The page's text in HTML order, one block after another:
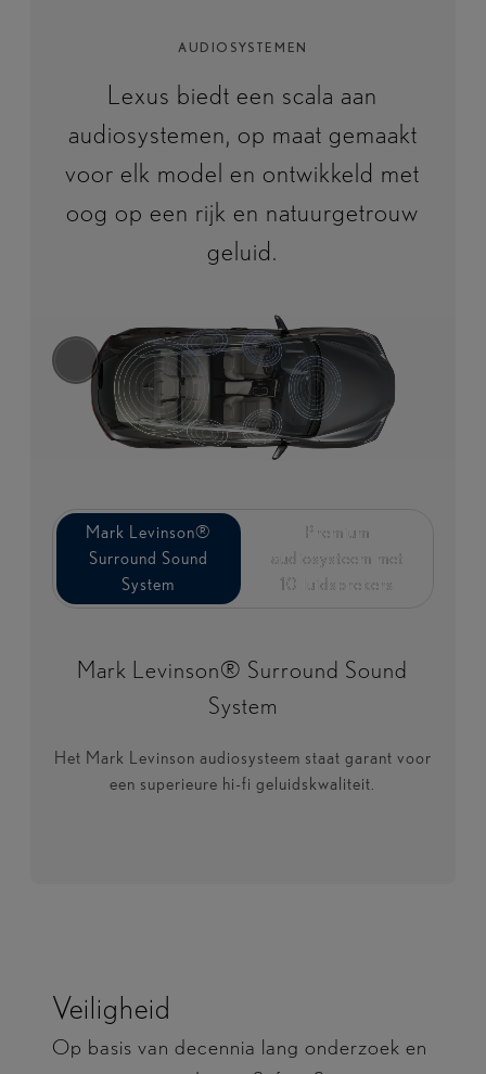
AUDIOSYSTEMEN
Lexus biedt een scala aan
audiosystemen, op maat gemaakt
voor elk model en ontwikkeld met
oog op een rijk en natuurgetrouw
geluid.
Mark Levinson®
Surround Sound
System
Mark Levinson®
Surround Sound
System
Premium
audiosysteem met
10 luidsprekers
Premium
audiosysteem met
10 luidsprekers
Mark Levinson® Surround Sound
System
Het Mark Levinson audiosysteem staat garant voor
een superieure hi-fi geluidskwaliteit.
Veiligheid
Op basis van decennia lang onderzoek en